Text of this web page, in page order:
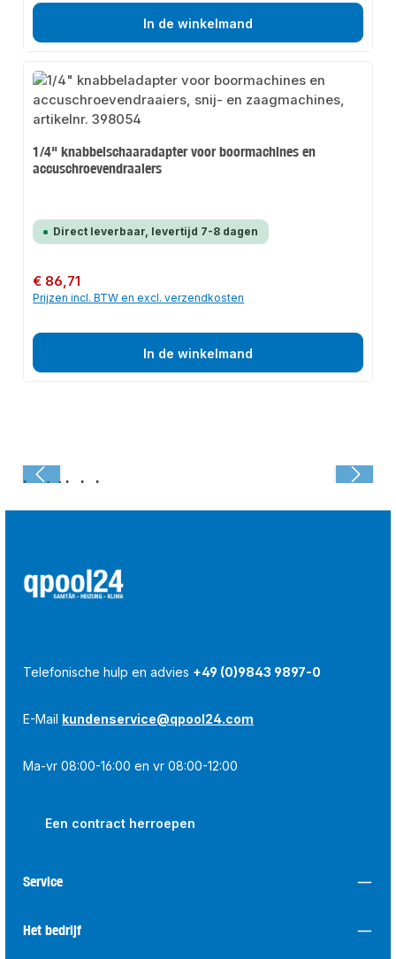
In de winkelmand
1/4" knabbelschaaradapter voor boormachines en
accuschroevendraaiers
Direct leverbaar, levertijd 7-8 dagen
Normale prijs:
€ 86,71
Prijzen incl. BTW en excl. verzendkosten
In de winkelmand
Laatst bekeken:
Telefonische hulp en advies +49 (0)9843 9897-0
E-Mail kundenservice@qpool24.com
Ma-vr 08:00-16:00 en vr 08:00-12:00
Een contract herroepen
Service
Het bedrijf